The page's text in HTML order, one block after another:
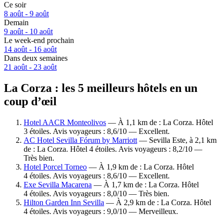
Ce soir
8 août - 9 août
Demain
9 août - 10 août
Le week-end prochain
14 août - 16 août
Dans deux semaines
21 août - 23 août
La Corza : les 5 meilleurs hôtels en un
coup d’œil
Hotel AACR Monteolivos — À 1,1 km de : La Corza. Hôtel
3 étoiles. Avis voyageurs : 8,6/10 — Excellent.
AC Hotel Sevilla Fórum by Marriott — Sevilla Este, à 2,1 km
de : La Corza. Hôtel 4 étoiles. Avis voyageurs : 8,2/10 —
Très bien.
Hotel Porcel Torneo — À 1,9 km de : La Corza. Hôtel
4 étoiles. Avis voyageurs : 8,6/10 — Excellent.
Exe Sevilla Macarena — À 1,7 km de : La Corza. Hôtel
4 étoiles. Avis voyageurs : 8,0/10 — Très bien.
Hilton Garden Inn Sevilla — À 2,9 km de : La Corza. Hôtel
4 étoiles. Avis voyageurs : 9,0/10 — Merveilleux.